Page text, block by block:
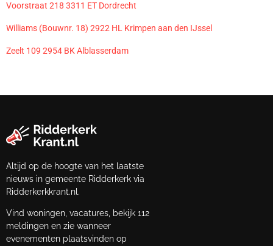
Voorstraat 218 3311 ET Dordrecht
Williams (Bouwnr. 18) 2922 HL Krimpen aan den IJssel
Zeelt 109 2954 BK Alblasserdam
Altijd op de hoogte van het laatste
nieuws in gemeente Ridderkerk via
Ridderkerkkrant.nl.
Vind woningen, vacatures, bekijk 112
meldingen en zie wanneer
evenementen plaatsvinden op